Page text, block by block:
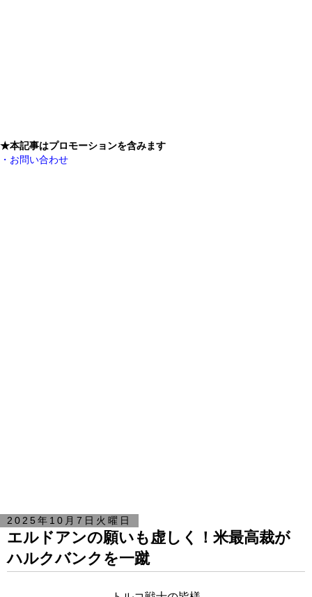
★本記事はプロモーションを含みます
・お問い合わせ
2025年10月7日火曜日
エルドアンの願いも虚しく！米最高裁が
ハルクバンクを一蹴